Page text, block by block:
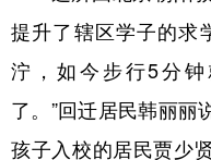
北京 天津
辽宁 吉林
提升了辖区学子的求
泞，如今步行5分
了。”回迁居民韩丽丽
孩子入校的居民贾少